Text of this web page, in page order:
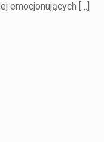
emocjonujących […]